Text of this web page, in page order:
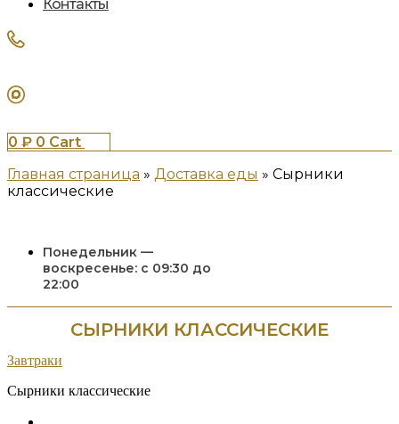
Контакты
0 ₽ 0 Cart
Главная страница » Доставка еды » Сырники
классические
Понедельник —
воскресенье: с 09:30 до
22:00
СЫРНИКИ КЛАССИЧЕСКИЕ
Завтраки
Сырники классические